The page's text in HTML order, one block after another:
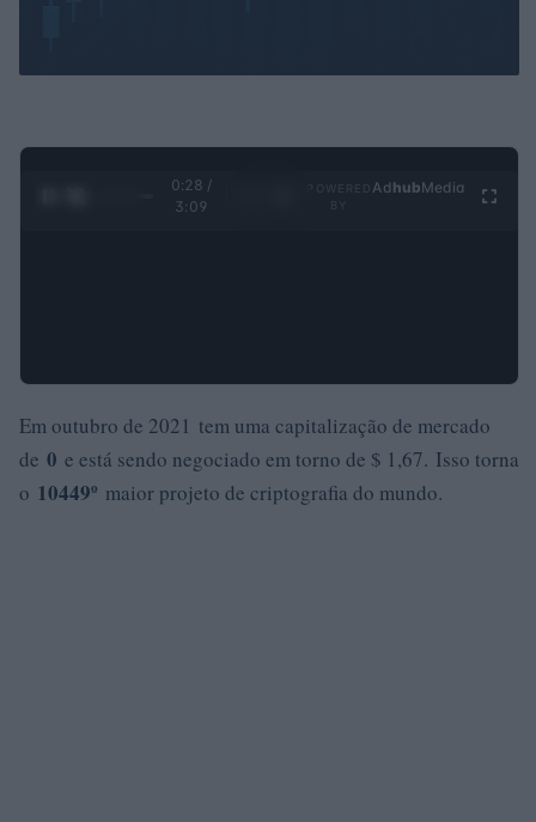
0:30 /
3:09
Ad hubMedia
Em outubro de 2021 tem uma capitalização de mercado
de 0 e está sendo negociado em torno de $ 1,67. Isso torna
o 10449º maior projeto de criptografia do mundo.